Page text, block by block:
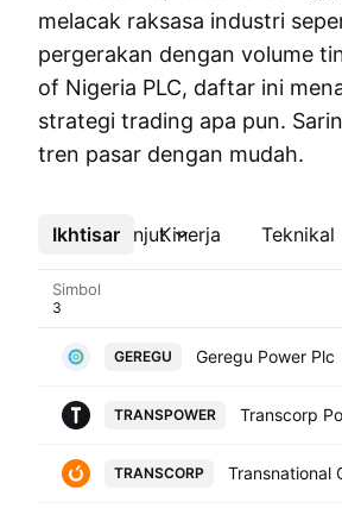
melacak raksasa industri
pergerakan dengan volume
of Nigeria PLC, daftar ini
strategi trading apa pun.
tren pasar dengan mudah.
Ikhtisar Kinerja Teknikal
Lebih lanjut
Simbol
GEREGU Geregu Power Plc
TRANSPOWER Transcorp
TRANSCORP